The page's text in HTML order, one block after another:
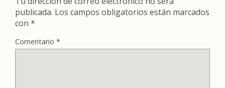
publicada. Los campos obligatorios están marcados
con *
Comentario *